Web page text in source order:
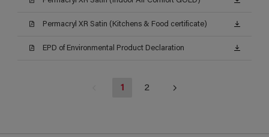
Permacryl XR Satin (Kitchens & Food certificate)
EPD of Environmental Product Declaration
1 2